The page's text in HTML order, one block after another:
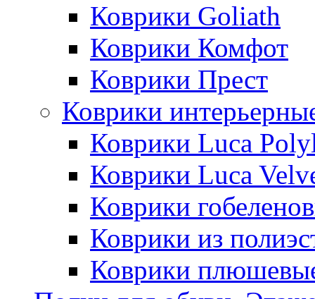
Коврики Goliath
Коврики Комфот
Коврики Прест
Коврики
Коврики Luca
Коврики Luca
Коврики
Коврики из
Коврики